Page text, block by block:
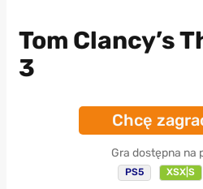
Tom Clancy’s
3
Chcę
Gra dostępna na
PS5 XSX|S